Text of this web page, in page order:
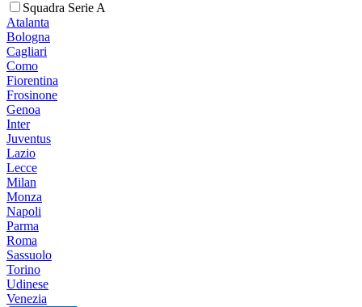
Squadra Serie A
Atalanta
Bologna
Cagliari
Como
Fiorentina
Frosinone
Genoa
Inter
Juventus
Lazio
Lecce
Milan
Monza
Napoli
Parma
Roma
Sassuolo
Torino
Udinese
Venezia